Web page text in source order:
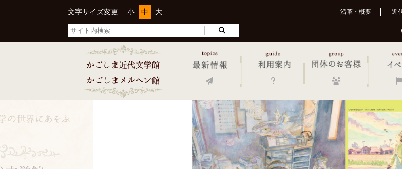
文字サイズ変更 小 中 大 沿革・概要 近